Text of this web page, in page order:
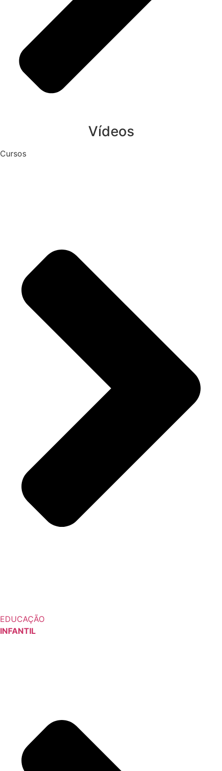
Vídeos
Cursos
EDUCAÇÃO
INFANTIL